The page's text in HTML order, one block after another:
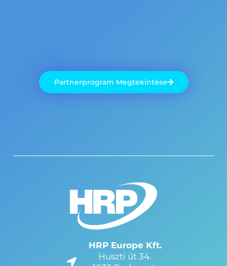
Partnerprogram Megtekintése
HRP Europe Kft.
Huszti út 34.